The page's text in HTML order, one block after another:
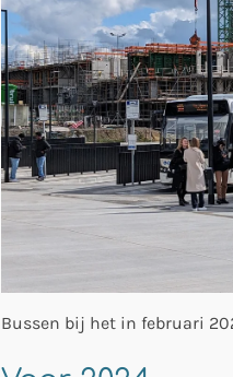
Bussen bij het in februari